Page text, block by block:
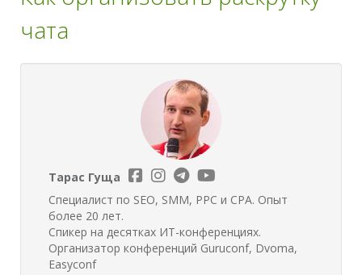
чата
Тарас Гуща
Специалист по SEO, SMM, PPC и CPA. Опыт
более 20 лет.
Спикер на десятках ИТ-конференциях.
Организатор конференций Guruconf, Dvoma,
Easyconf